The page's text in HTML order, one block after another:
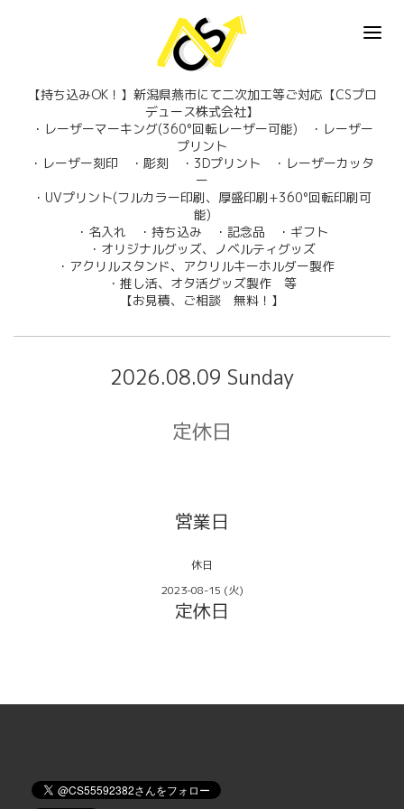
【持ち込みOK！】新潟県燕市にて二次加工等ご対応【CSプロ
デュース株式会社】
・レーザーマーキング(360°回転レーザー可能) ・レーザー
プリント
・レーザー刻印 ・彫刻 ・3Dプリント ・レーザーカッタ
ー
・UVプリント(フルカラー印刷、厚盛印刷+360°回転印刷可
能)
・名入れ ・持ち込み ・記念品 ・ギフト
・オリジナルグッズ、ノベルティグッズ
・アクリルスタンド、アクリルキーホルダー製作
・推し活、オタ活グッズ製作 等
【お見積、ご相談 無料！】
2026.08.09 Sunday
定休日
営業日
休日
2023-08-15 (火)
定休日